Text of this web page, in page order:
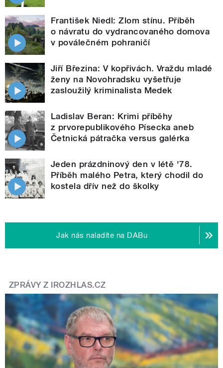
František Niedl: Zlom stínu. Příběh
o návratu do vydrancovaného domova
v poválečném pohraničí
Jiří Březina: V kopřivách. Vraždu mladé
ženy na Novohradsku vyšetřuje
zasloužilý kriminalista Medek
Ladislav Beran: Krimi příběhy
z prvorepublikového Písecka aneb
Četnická pátračka versus galérka
Jeden prázdninový den v létě '78.
Příběh malého Petra, který chodil do
kostela dřív než do školky
Jak nás naladíte na DABu
ZPRÁVY Z IROZHLAS.CZ